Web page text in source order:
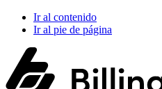
Ir al contenido
Ir al pie de página